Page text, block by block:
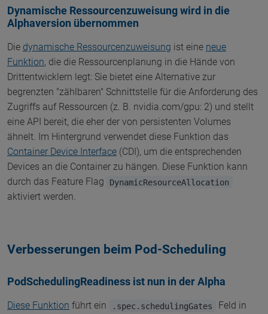
Dynamische Ressourcenzuweisung wird in die
Alphaversion übernommen
Die dynamische Ressourcenzuweisung ist eine neue
Funktion, die die Ressourcenplanung in die Hände von
Drittentwicklern legt: Sie bietet eine Alternative zur
begrenzten "zählbaren" Schnittstelle für die Anforderung des
Zugriffs auf Ressourcen (z. B. nvidia.com/gpu: 2) und stellt
eine API bereit, die eher der von persistenten Volumes
ähnelt. Im Hintergrund verwendet diese Funktion das
Container Device Interface (CDI), um die entsprechenden
Devices an die Container zu hängen. Diese Funktion kann
durch das Feature Flag
DynamicResourceAllocation
aktiviert werden.
Verbesserungen beim Pod-Scheduling
PodSchedulingReadiness ist nun in der Alpha
Diese Funktion führt ein .spec.schedulingGates
Feld in